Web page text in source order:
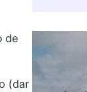
de
(dar